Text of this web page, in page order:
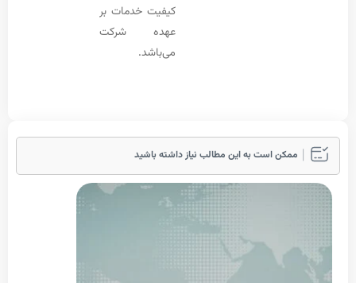
کیفیت خدمات بر
عهده شرکت
است به این مطالب نیاز داشته باشید